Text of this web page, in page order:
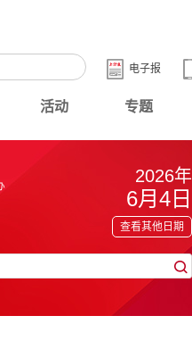
电子报
活动 专题
2026年
6月4日
查看其他日期